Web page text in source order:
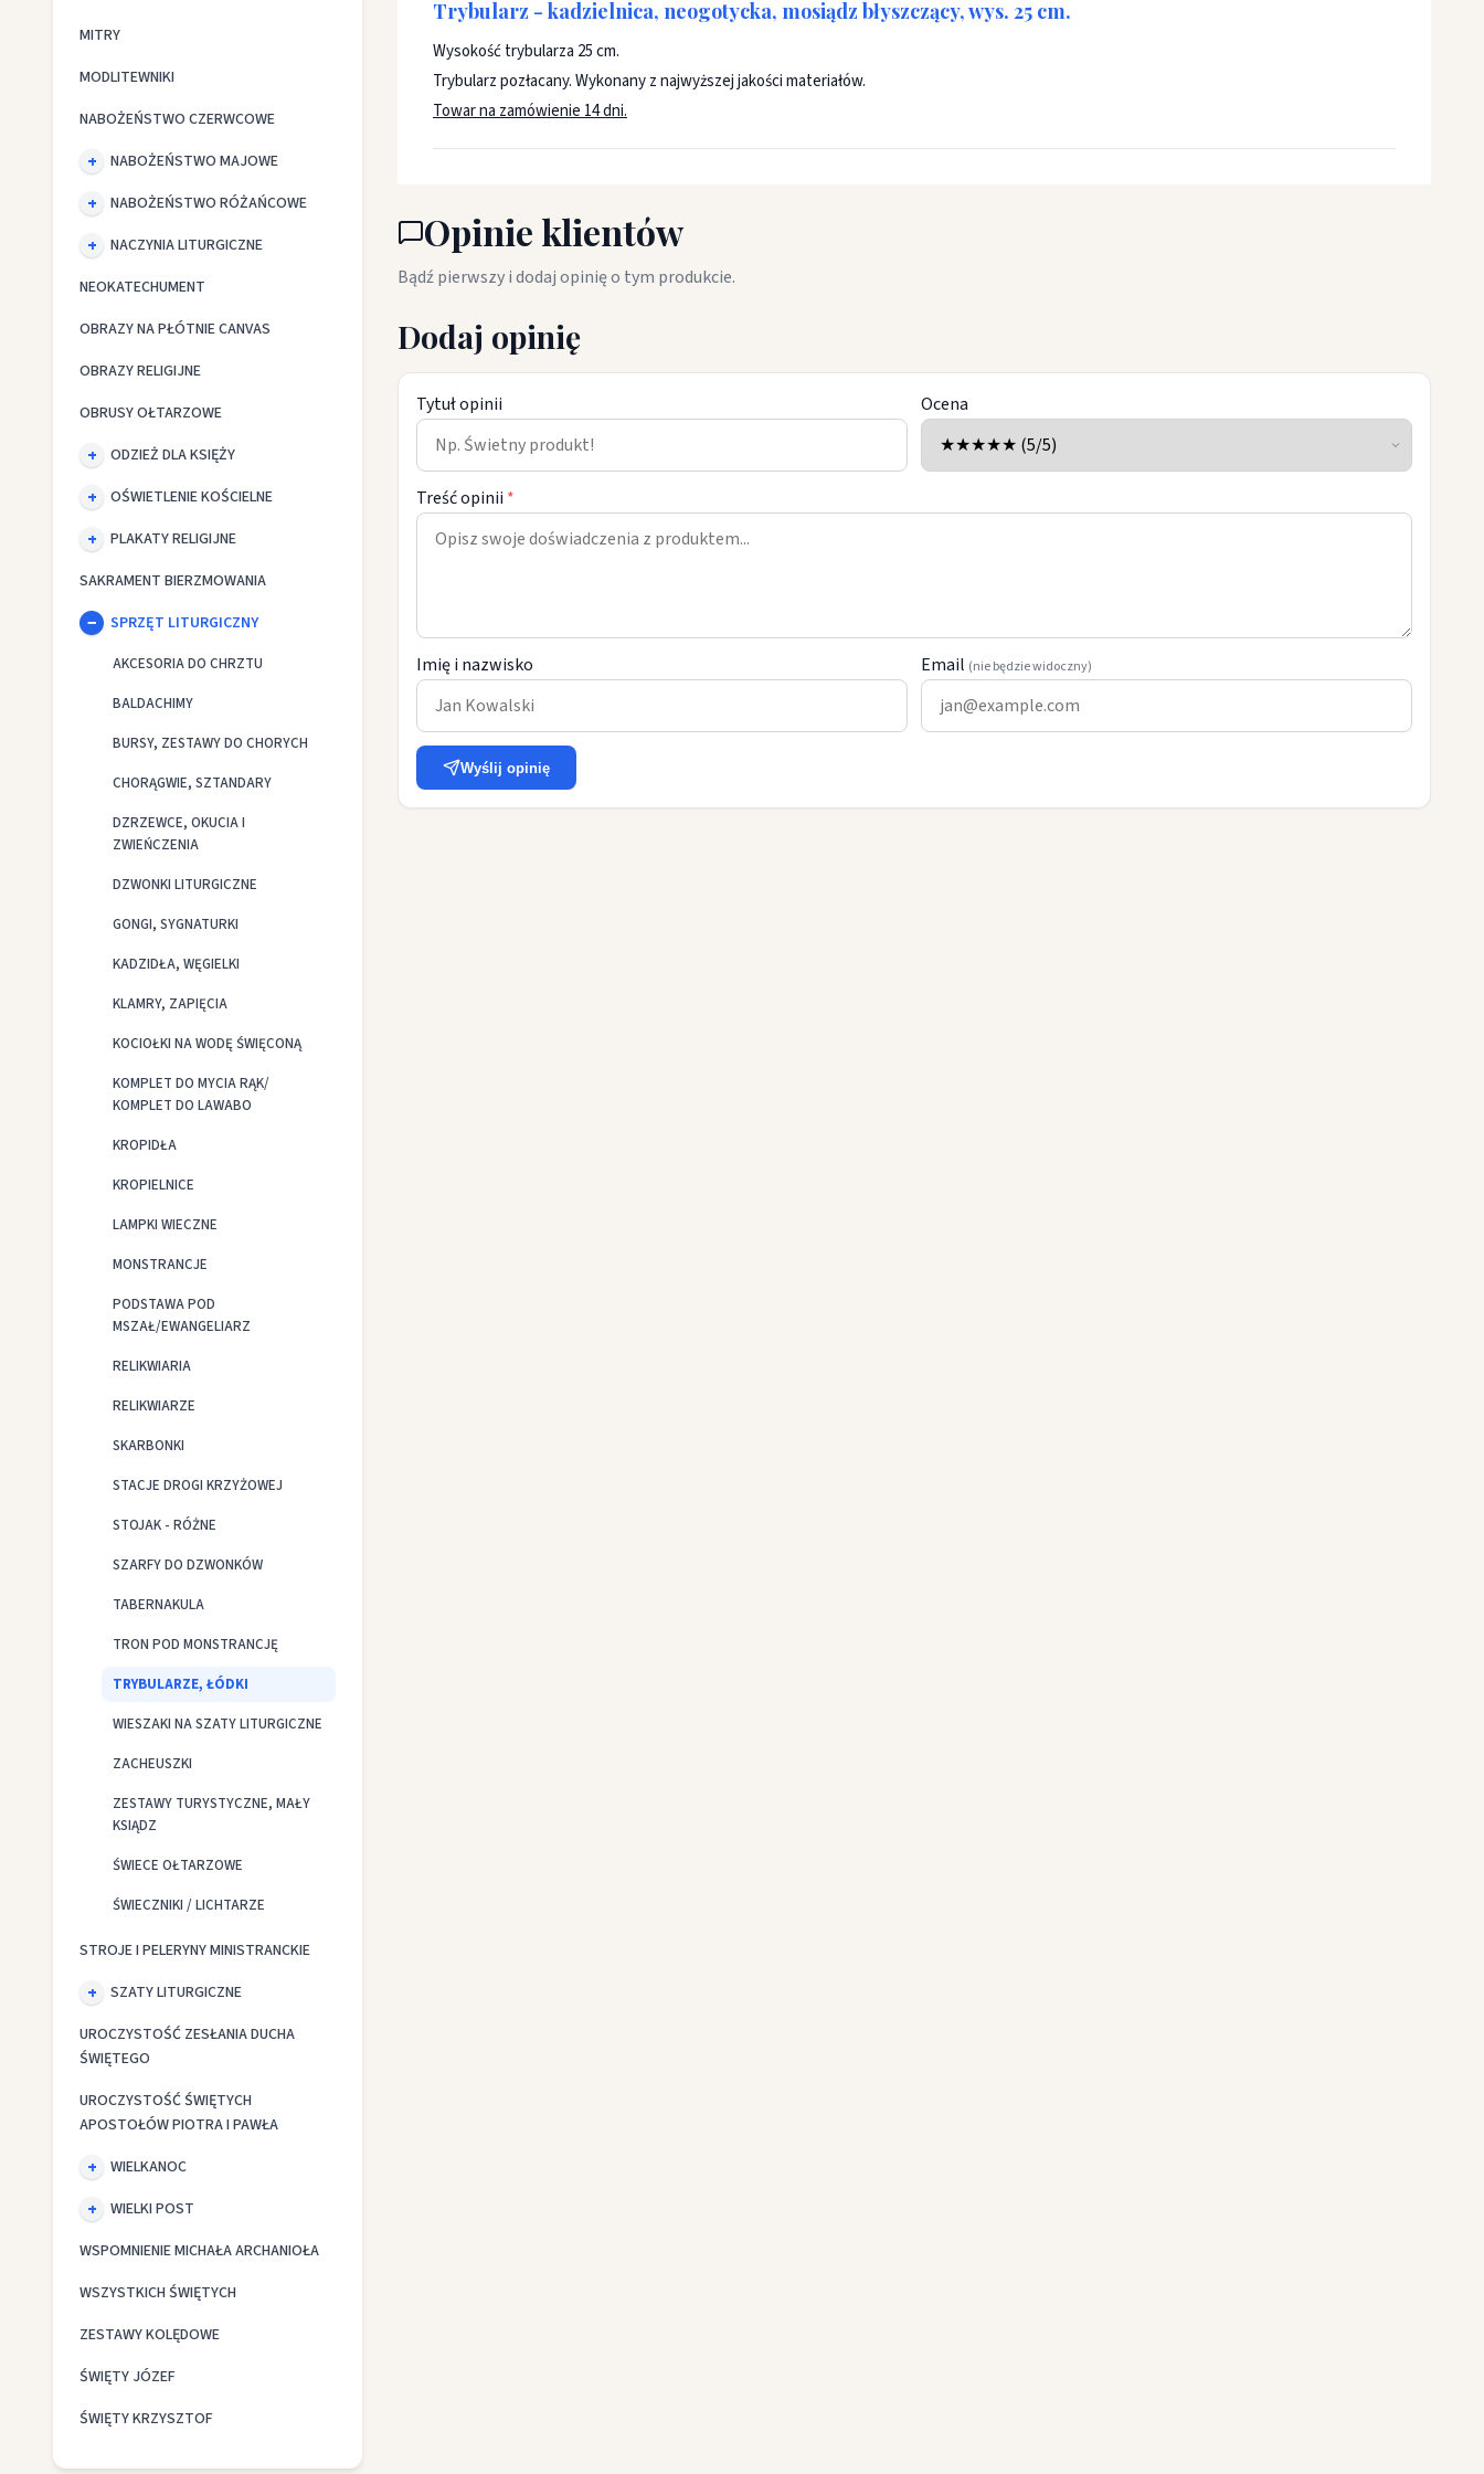
MITRY
MODLITEWNIKI
NABOŻEŃSTWO CZERWCOWE
NABOŻEŃSTWO MAJOWE
NABOŻEŃSTWO RÓŻAŃCOWE
NACZYNIA LITURGICZNE
NEOKATECHUMENT
OBRAZY NA PŁÓTNIE CANVAS
OBRAZY RELIGIJNE
OBRUSY OŁTARZOWE
ODZIEŻ DLA KSIĘŻY
OŚWIETLENIE KOŚCIELNE
PLAKATY RELIGIJNE
SAKRAMENT BIERZMOWANIA
SPRZĘT LITURGICZNY
AKCESORIA DO CHRZTU
BALDACHIMY
BURSY, ZESTAWY DO CHORYCH
CHORĄGWIE, SZTANDARY
DZRZEWCE, OKUCIA I
ZWIEŃCZENIA
DZWONKI LITURGICZNE
GONGI, SYGNATURKI
KADZIDŁA, WĘGIELKI
KLAMRY, ZAPIĘCIA
KOCIOŁKI NA WODĘ ŚWIĘCONĄ
KOMPLET DO MYCIA RĄK/
KOMPLET DO LAWABO
KROPIDŁA
KROPIELNICE
LAMPKI WIECZNE
MONSTRANCJE
PODSTAWA POD
MSZAŁ/EWANGELIARZ
RELIKWIARIA
RELIKWIARZE
SKARBONKI
STACJE DROGI KRZYŻOWEJ
STOJAK - RÓŻNE
SZARFY DO DZWONKÓW
TABERNAKULA
TRON POD MONSTRANCJĘ
TRYBULARZE, ŁÓDKI
WIESZAKI NA SZATY LITURGICZNE
ZACHEUSZKI
ZESTAWY TURYSTYCZNE, MAŁY
KSIĄDZ
ŚWIECE OŁTARZOWE
ŚWIECZNIKI / LICHTARZE
STROJE I PELERYNY MINISTRANCKIE
SZATY LITURGICZNE
UROCZYSTOŚĆ ZESŁANIA DUCHA
ŚWIĘTEGO
UROCZYSTOŚĆ ŚWIĘTYCH
APOSTOŁÓW PIOTRA I PAWŁA
WIELKANOC
WIELKI POST
WSPOMNIENIE MICHAŁA ARCHANIOŁA
WSZYSTKICH ŚWIĘTYCH
ZESTAWY KOLĘDOWE
ŚWIĘTY JÓZEF
ŚWIĘTY KRZYSZTOF
Trybularz - kadzielnica, neogotycka, mosiądz błyszczący, wys. 25 cm.
Wysokość trybularza 25 cm.
Trybularz pozłacany. Wykonany z najwyższej jakości materiałów.
Towar na zamówienie 14 dni.
Opinie klientów
Bądź pierwszy i dodaj opinię o tym produkcie.
Dodaj opinię
Tytuł opinii Ocena
Treść opinii *
Imię i nazwisko Email (nie będzie widoczny)
Wyślij opinię